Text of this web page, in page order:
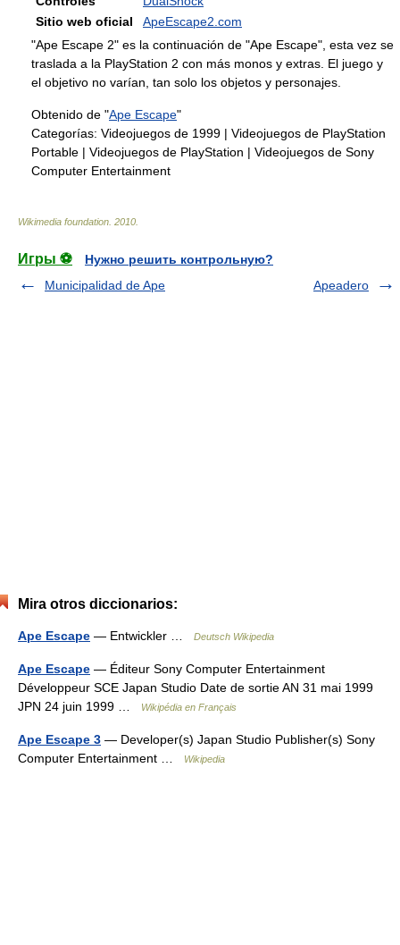
Sitio web oficial
ApeEscape2.com
"Ape Escape 2" es la continuación de "Ape Escape", esta vez se
traslada a la PlayStation 2 con más monos y extras. El juego y
el objetivo no varían, tan solo los objetos y personajes.
Obtenido de "Ape Escape"
Categorías: Videojuegos de 1999 | Videojuegos de PlayStation
Portable | Videojuegos de PlayStation | Videojuegos de Sony
Computer Entertainment
Wikimedia foundation 2010
Игры ⚽
Нужно решить контрольную?
Municipalidad de Ape
Apeadero
Mira otros diccionarios:
Ape Escape — Entwickler … Deutsch Wikipedia
Ape Escape — Éditeur Sony Computer Entertainment
Développeur SCE Japan Studio Date de sortie AN 31 mai 1999
JPN 24 juin 1999 …
Wikipédia en Français
Ape Escape 3 — Developer(s) Japan Studio Publisher(s) Sony
Computer Entertainment …
Wikipedia